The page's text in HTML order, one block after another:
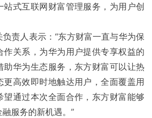
站式互联网财富管理服务，为用户创
负责人表示：“东方财富一直与华为保
作关系，为华为用户提供专享权益的
助华为生态服务，东方财富可以让热
更高效即时地触达用户，全面覆盖用
望通过本次全面合作，东方财富能够
服务的新机遇。”